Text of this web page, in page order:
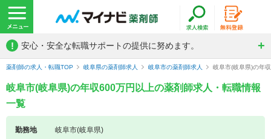
! 安心・安全な転職サポートの提供に努めます。
薬剤師の求人・転職TOP 岐阜県の薬剤師求人 岐阜市の薬剤師求人 岐阜市(岐阜県)の年
岐阜市(岐阜県)の年収600万円以上の薬剤師求人・転職情報
一覧
勤務地
岐阜市(岐阜県)